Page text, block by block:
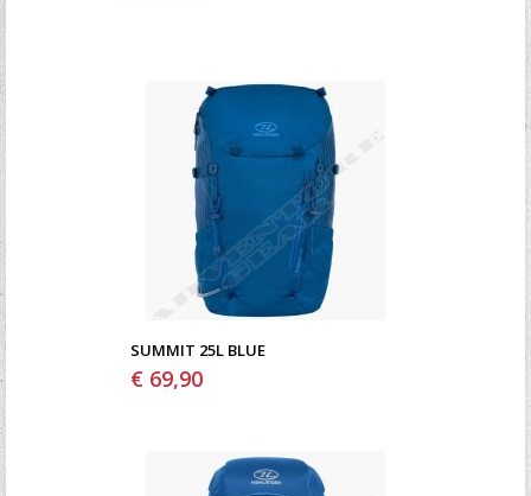
SUMMIT 25L BLUE
€ 69,90